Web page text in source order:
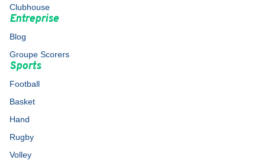
Clubhouse
Entreprise
Blog
Groupe Scorers
Sports
Football
Basket
Hand
Rugby
Volley